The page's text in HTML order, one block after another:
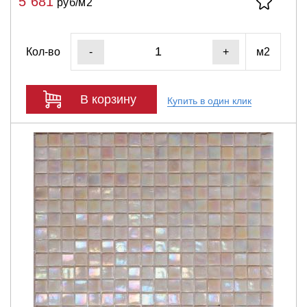
руб/м2
Кол-во - + м2
В корзину Купить в один клик